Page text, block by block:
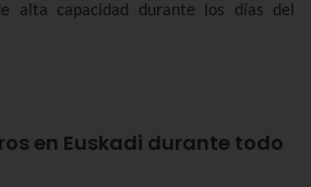
alta capacidad durante los días del
en Euskadi durante todo